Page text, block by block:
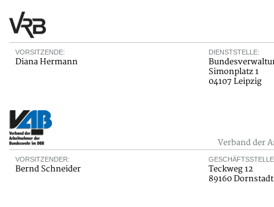
VORSITZENDE:
Diana Hermann
DIENSTSTELLE:
Simonplatz 1
04107 Leipzig
Verband der
VORSITZENDER:
Bernd Schneider
Teckweg 12
89160 Dornstadt